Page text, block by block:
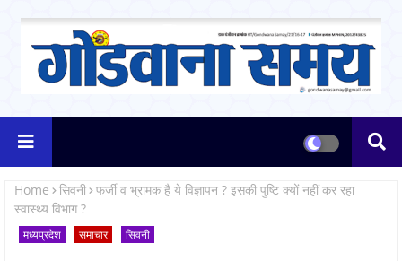
Home सिवनी फर्जी व भ्रामक है ये विज्ञापन ? इसकी पुष्टि क्यों नहीं कर रहा
स्वास्थ्य विभाग ?
मध्यप्रदेश समाचार सिवनी